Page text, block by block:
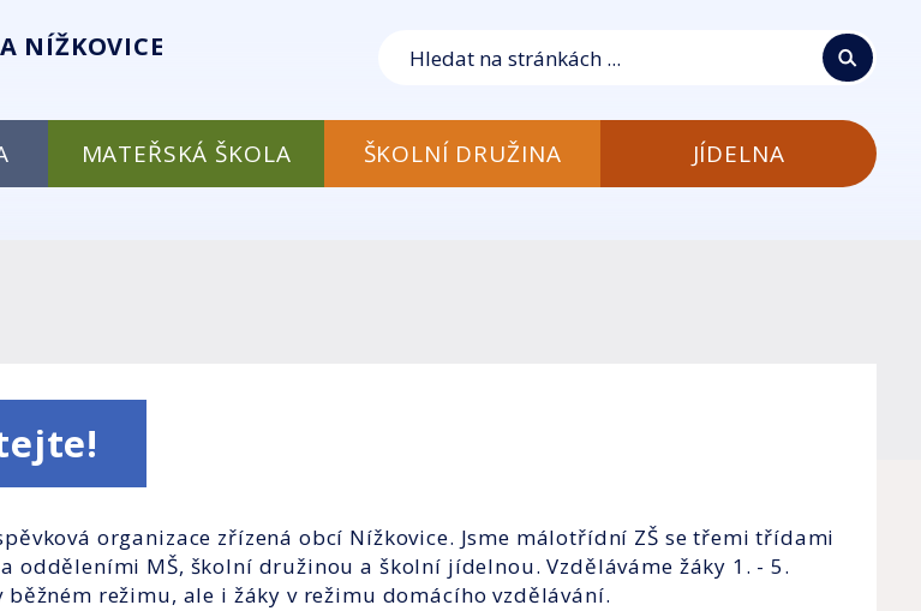
NÍŽKOVICE
MATEŘSKÁ ŠKOLA ŠKOLNÍ DRUŽINA JÍDELNA
organizace zřízená obcí Nížkovice. Jsme málotřídní ZŠ se třemi třídami
odděleními MŠ, školní družinou a školní jídelnou. Vzděláváme žáky 1. - 5.
běžném režimu, ale i žáky v režimu domácího vzdělávání.